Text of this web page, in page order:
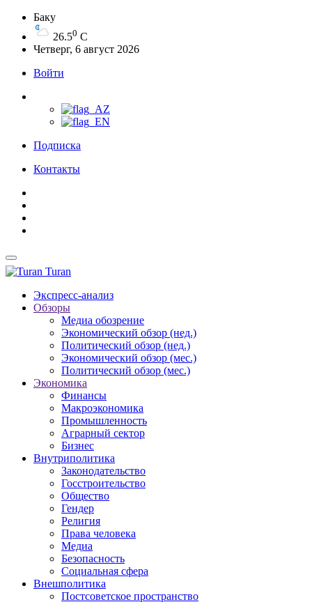
Баку
26.50 C
Четверг, 6 август 2026
Войти
Подписка
Контакты
Turan
Экспресс-анализ
Обзоры
Медиа обозрение
Экономический обзор (нед.)
Политический обзор (нед.)
Экономический обзор (мес.)
Политический обзор (мес.)
Экономика
Финансы
Макроэкономика
Промышленность
Аграрный сектор
Бизнес
Внутриполитика
Законодательство
Госстроительство
Общество
Гендер
Религия
Права человека
Медиа
Безопасность
Социальная сфера
Внешполитика
Постсоветское пространство